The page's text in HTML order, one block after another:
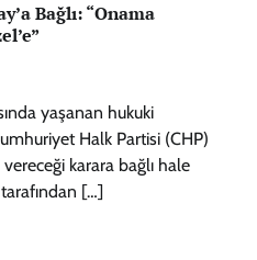
Bağlı: “Onama
yaşanan hukuki
Halk Partisi (CHP)
vereceği karara bağlı hale
[…]